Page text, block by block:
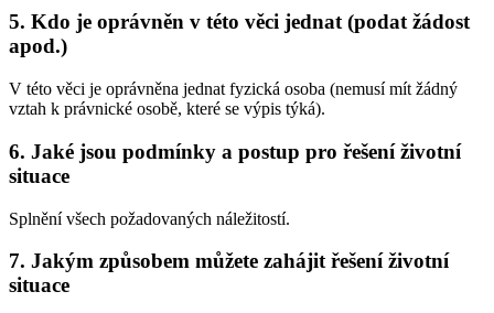
5. Kdo je oprávněn v této věci jednat (podat žádost
apod.)
V této věci je oprávněna jednat fyzická osoba (nemusí mít žádný
vztah k právnické osobě, které se výpis týká).
6. Jaké jsou podmínky a postup pro řešení životní
situace
Splnění všech požadovaných náležitostí.
7. Jakým způsobem můžete zahájit řešení životní
situace